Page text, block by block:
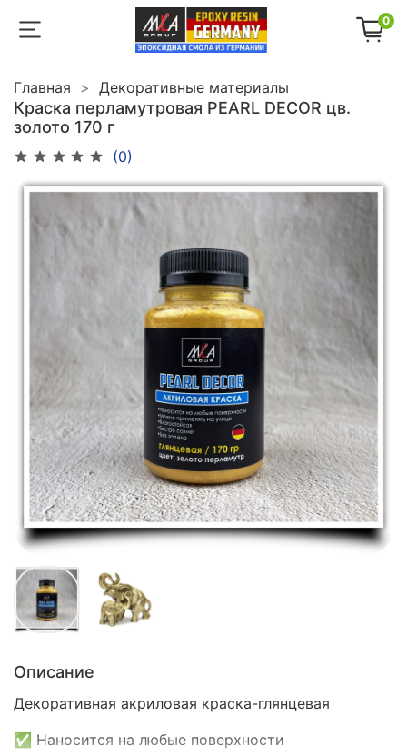
0
Главная Декоративные материалы
Краска перламутровая PEARL DECOR цв.
золото 170 г
(0)
Описание
Декоративная акриловая краска-глянцевая
✅ Наносится на любые поверхности